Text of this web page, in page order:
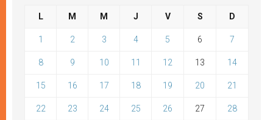
L M M J V S D
1 2 3 4 5 6 7
8 9 10 11 12 13 14
15 16 17 18 19 20 21
22 23 24 25 26 27 28